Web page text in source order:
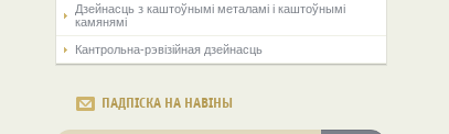
Дзейнасць з каштоўнымі металамі і каштоўнымі
камянямі
Кантрольна-рэвізійная дзейнасць
ПАДПІСКА НА НАВІНЫ